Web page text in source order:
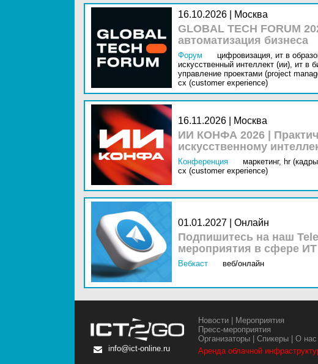
16.10.2026 | Москва
GLOBAL TECH FORUM
автоматизация бизнеса
Форум цифровизация, ит в
искусственный интеллект (ии), ит в
управление проектами (project
cx (customer experience)
16.11.2026 | Москва
ИИ КОНФА 2026 |
искусственному
Конференция маркетинг, hr
cx (customer experience)
01.01.2027 | Онлайн
Подпишитесь на наш
мероприятия в сфере ИТ
Вебкаст
веб/онлайн
info@ict-online.ru
Новости
Мероприятия
Пресс-мероприятия
Организаторы |Спикеры |О нас
Аренда облачной